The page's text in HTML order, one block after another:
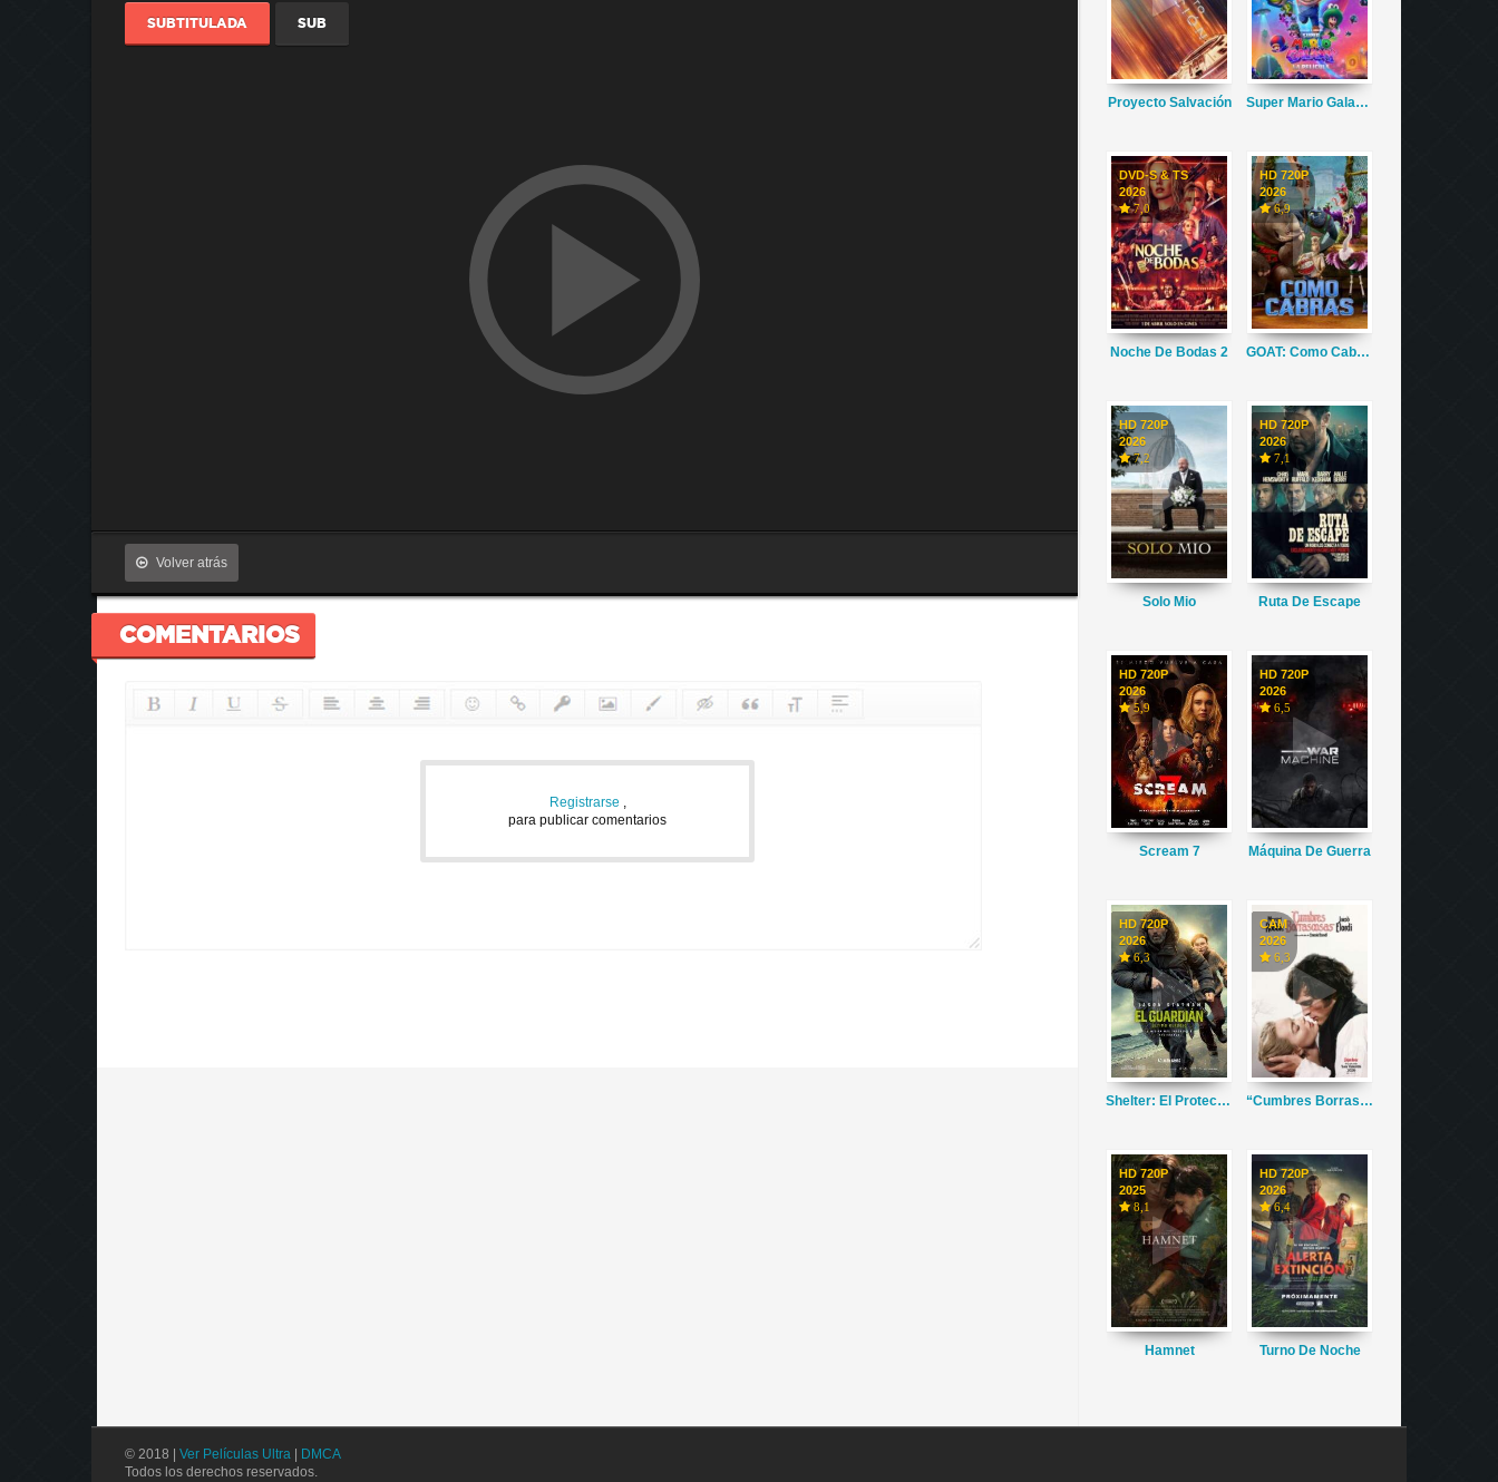
SUBTITULADA SUB
Volver atrás
COMENTARIOS
Registrarse ,
para publicar comentarios
Proyecto Salvación Super Mario Galaxy La Película
DVD-S & TS
2026
7,0
Noche De Bodas 2
HD 720P
2026
6,9
GOAT: Como Cabras
HD 720P
2026
7,2
Solo Mio
HD 720P
2026
7,1
Ruta De Escape
HD 720P
2026
5,9
Scream 7
HD 720P
2026
6,5
Máquina De Guerra
HD 720P
2026
6,3
Shelter: El Protector
CAM
2026
6,3
“Cumbres Borrascosas”
HD 720P
2025
8,1
Hamnet
HD 720P
2026
6,4
Turno De Noche
© 2018 | Ver Películas Ultra
DMCA
Todos los derechos reservados.